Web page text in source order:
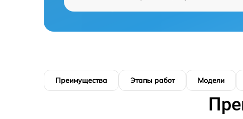
Преимущества Этапы работ Модели